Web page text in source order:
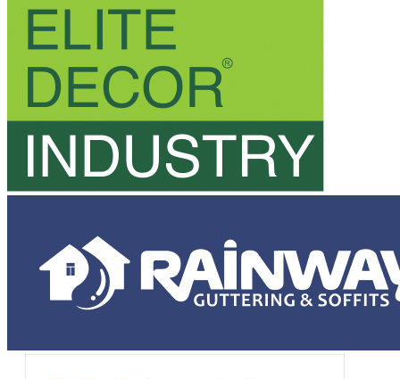
Кронштейн для трубы
Адаптер для труб